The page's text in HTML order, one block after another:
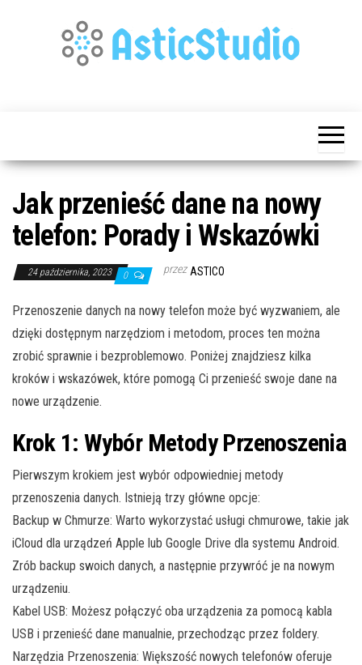
Jak przenieść dane na nowy
telefon: Porady i Wskazówki
24 października, 2023 0 przez ASTICO
Przenoszenie danych na nowy telefon może być wyzwaniem, ale
dzięki dostępnym narzędziom i metodom, proces ten można
zrobić sprawnie i bezproblemowo. Poniżej znajdziesz kilka
kroków i wskazówek, które pomogą Ci przenieść swoje dane na
nowe urządzenie.
Krok 1: Wybór Metody Przenoszenia
Pierwszym krokiem jest wybór odpowiedniej metody
przenoszenia danych. Istnieją trzy główne opcje:
Backup w Chmurze: Warto wykorzystać usługi chmurowe, takie jak
iCloud dla urządzeń Apple lub Google Drive dla systemu Android.
Zrób backup swoich danych, a następnie przywróć je na nowym
urządzeniu.
Kabel USB: Możesz połączyć oba urządzenia za pomocą kabla
USB i przenieść dane manualnie, przechodząc przez foldery.
Narzędzia Przenoszenia: Większość nowych telefonów oferuje